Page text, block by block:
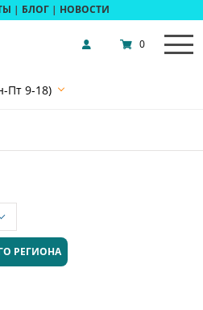
| БЛОГ | НОВОСТИ
Пт 9-18)
0
РЕГИОНА